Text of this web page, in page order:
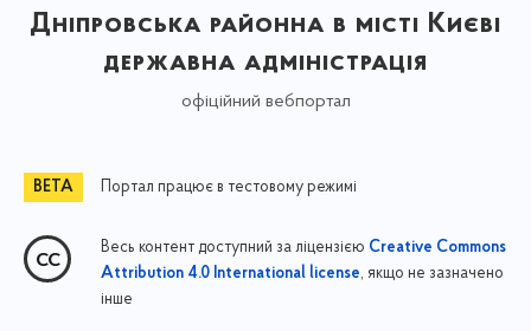
Дніпровська районна в місті Києві
державна адміністрація
офіційний вебпортал
Портал працює в тестовому режимі
Весь контент доступний за ліцензією Creative Commons
Attribution 4.0 International license, якщо не зазначено
інше